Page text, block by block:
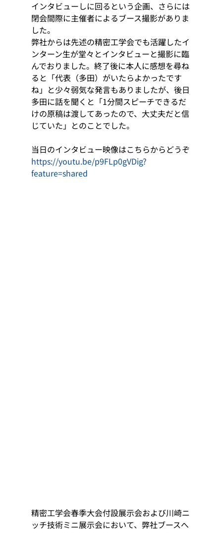
インタビューしに回るという企画、さらには
閉会間際に主催者によるブース撮影がありま
した。
弊社からは先述の精密工学会でも活躍したイ
ンターン生が堂々とインタビューと撮影に臨
んでおりました。終了後に本人に感想を尋ね
ると「代表（多田）がいたらよかったです
ね」と少々弱気な発言もありましたが、後日
多田に話を聞くと「1分間スピーチできるだ
けの原稿は渡してあったので、大丈夫だと信
じていた」とのことでした。
当日のインタビュー映像はこちらからどうぞ
https://youtu.be/p9FLp0gVDig?
feature=shared
精密工学会春季大会付設展示会および川崎ニ
ッチ技術ミニ展示会において、弊社ブースへ